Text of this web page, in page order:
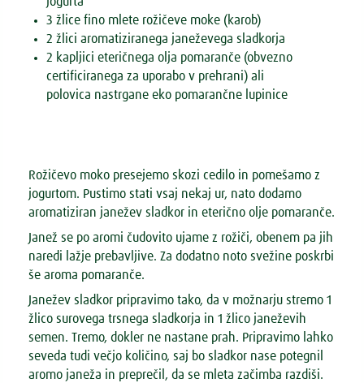
3 žlice fino mlete rožičeve moke (karob)
2 žlici aromatiziranega janeževega sladkorja
2 kapljici eteričnega olja pomaranče (obvezno
certificiranega za uporabo v prehrani) ali
polovica nastrgane eko pomarančne lupinice
Rožičevo moko presejemo skozi cedilo in pomešamo z
jogurtom. Pustimo stati vsaj nekaj ur, nato dodamo
aromatiziran janežev sladkor in eterično olje pomaranče.
Janež se po aromi čudovito ujame z rožiči, obenem pa jih
naredi lažje prebavljive. Za dodatno noto svežine poskrbi
še aroma pomaranče.
Janežev sladkor pripravimo tako, da v možnarju stremo 1
žlico surovega trsnega sladkorja in 1 žlico janeževih
semen. Tremo, dokler ne nastane prah. Pripravimo lahko
seveda tudi večjo količino, saj bo sladkor nase potegnil
aromo janeža in preprečil, da se mleta začimba razdiši.